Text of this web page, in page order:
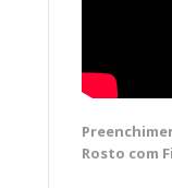
Rosto com